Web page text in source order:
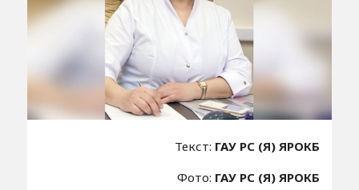
Текст: ГАУ РС (Я) ЯРОКБ
Фото: ГАУ РС (Я) ЯРОКБ